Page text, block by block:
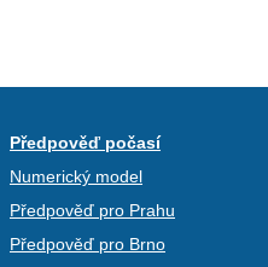
Předpověď počasí
Numerický model
Předpověď pro Prahu
Předpověď pro Brno